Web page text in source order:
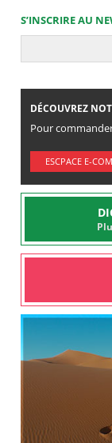
S’INSCRIRE AU
DÉCOUVREZ
Pour
ESCPACE E-